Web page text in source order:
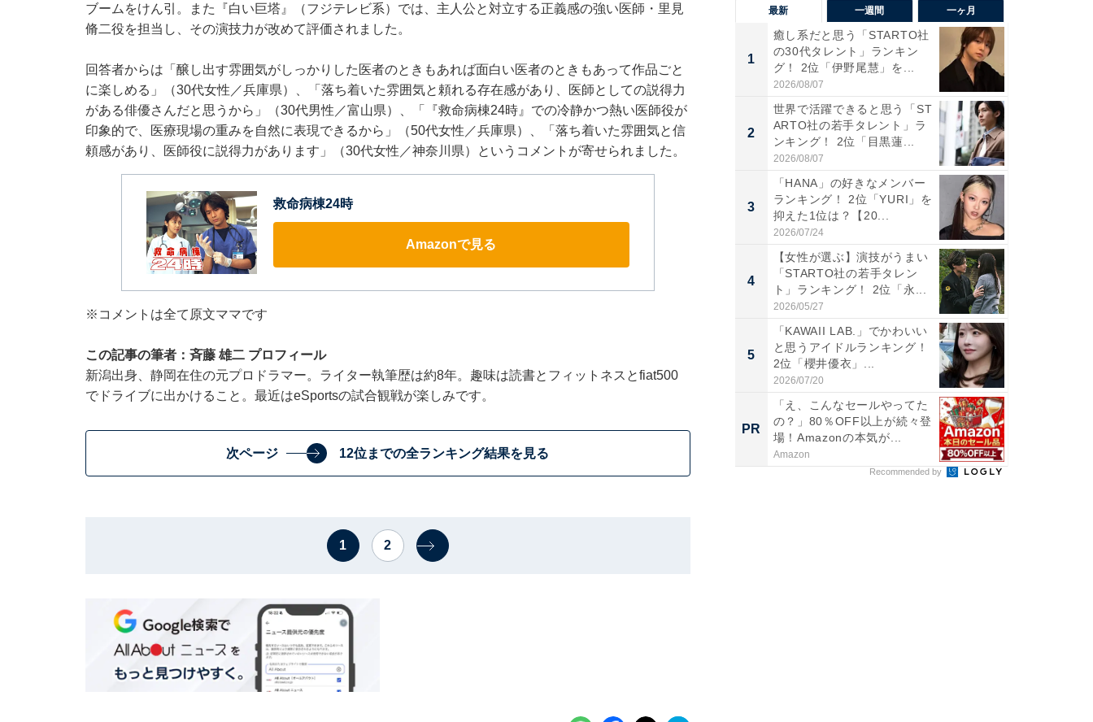
ブームをけん引。また『白い巨塔』（フジテレビ系）では、主人公と対立する正義感の強い医師・里見
脩二役を担当し、その演技力が改めて評価されました。
回答者からは「醸し出す雰囲気がしっかりした医者のときもあれば面白い医者のときもあって作品ごと
に楽しめる」（30代女性／兵庫県）、「落ち着いた雰囲気と頼れる存在感があり、医師としての説得力
がある俳優さんだと思うから」（30代男性／富山県）、「『救命病棟24時』での冷静かつ熱い医師役が
印象的で、医療現場の重みを自然に表現できるから」（50代女性／兵庫県）、「落ち着いた雰囲気と信
頼感があり、医師役に説得力があります」（30代女性／神奈川県）というコメントが寄せられました。
救命病棟24時
Amazonで見る
※コメントは全て原文ママです
この記事の筆者：斉藤 雄二 プロフィール
新潟出身、静岡在住の元プロドラマー。ライター執筆歴は約8年。趣味は読書とフィットネスとfiat500
でドライブに出かけること。最近はeSportsの試合観戦が楽しみです。
次ページ 12位までの全ランキング結果を見る
1 2
最新 一週間 一ヶ月
1
癒し系だと思う「STARTO社
の30代タレント」ランキン
グ！ 2位「伊野尾慧」を...
2026/08/07
2
世界で活躍できると思う「ST
ARTO社の若手タレント」ラ
ンキング！ 2位「目黒蓮...
2026/08/07
3
「HANA」の好きなメンバー
ランキング！ 2位「YURI」を
抑えた1位は？【20...
2026/07/24
4
【女性が選ぶ】演技がうまい
「STARTO社の若手タレン
ト」ランキング！ 2位「永...
2026/05/27
5
「KAWAII LAB.」でかわいい
と思うアイドルランキング！
2位「櫻井優衣」...
2026/07/20
PR
「え、こんなセールやってた
の？」80％OFF以上が続々登
場！Amazonの本気が...
Amazon
Recommended by